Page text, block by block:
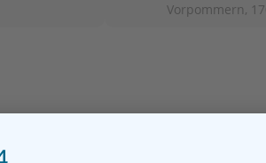
Vorpommern,
der Grundstein für unser Zuhör- und